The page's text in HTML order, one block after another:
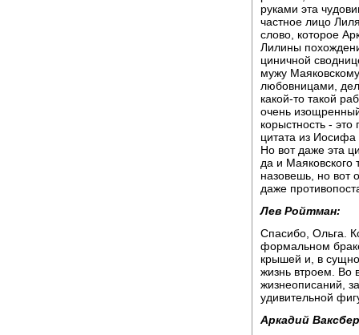
руками эта
частное лицо
слово, которое
Лилины
циничной
мужу
любовницами,
какой-то такой
очень
корыстность - это
цитата из
Но вот даже эта
да и Маяковского
назовешь, но вот
даже
Лев Ройтман:
Спасибо, Ольга.
формальном
крышей и, в
жизнь втроем. Во
жизнеописаний,
удивительной
Аркадий